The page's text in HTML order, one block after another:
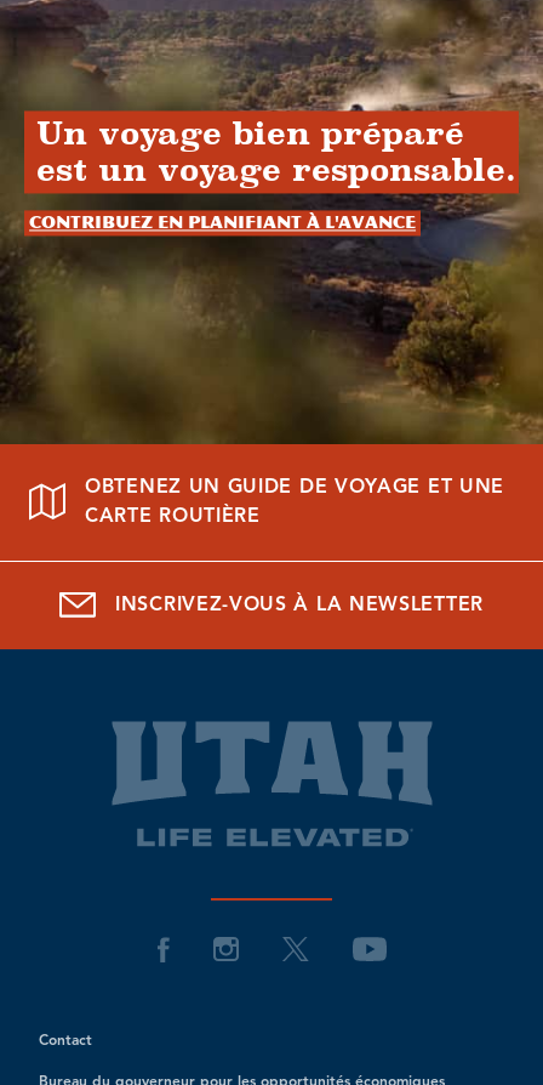
Un voyage bien préparé
est un voyage responsable.
Contribuez en planifiant à l'avance
OBTENEZ UN GUIDE DE VOYAGE ET UNE
CARTE ROUTIÈRE
INSCRIVEZ-VOUS À LA NEWSLETTER
Contact